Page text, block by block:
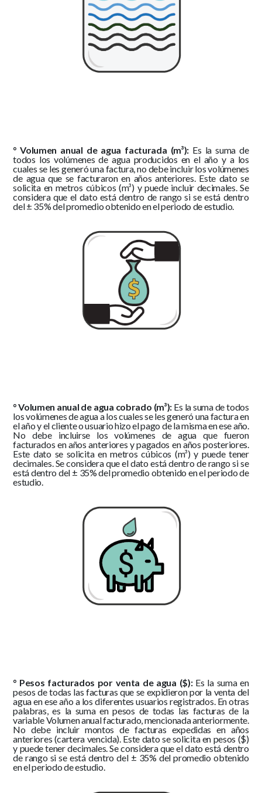
° Volumen anual de agua facturada (m³): Es la suma de
todos los volúmenes de agua producidos en el año y a los
cuales se les generó una factura, no debe incluir los volúmenes
de agua que se facturaron en años anteriores. Este dato se
solicita en metros cúbicos (m³) y puede incluir decimales. Se
considera que el dato está dentro de rango si se está dentro
del ± 35% del promedio obtenido en el periodo de estudio.
° Volumen anual de agua cobrado (m³): Es la suma de todos
los volúmenes de agua a los cuales se les generó una factura en
el año y el cliente o usuario hizo el pago de la misma en ese año.
No debe incluirse los volúmenes de agua que fueron
facturados en años anteriores y pagados en años posteriores.
Este dato se solicita en metros cúbicos (m³) y puede tener
decimales. Se considera que el dato está dentro de rango si se
está dentro del ± 35% del promedio obtenido en el periodo de
estudio.
° Pesos facturados por venta de agua ($): Es la suma en
pesos de todas las facturas que se expidieron por la venta del
agua en ese año a los diferentes usuarios registrados. En otras
palabras, es la suma en pesos de todas las facturas de la
variable Volumen anual facturado, mencionada anteriormente.
No debe incluir montos de facturas expedidas en años
anteriores (cartera vencida). Este dato se solicita en pesos ($)
y puede tener decimales. Se considera que el dato está dentro
de rango si se está dentro del ± 35% del promedio obtenido
en el periodo de estudio.